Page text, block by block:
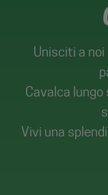
Unisciti a
Cavalca
Vivi una